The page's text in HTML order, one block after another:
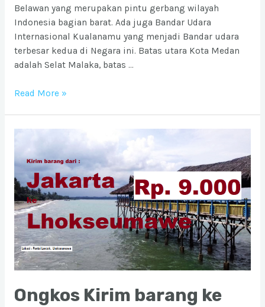
Belawan yang merupakan pintu gerbang wilayah
Indonesia bagian barat. Ada juga Bandar Udara
Internasional Kualanamu yang menjadi Bandar udara
terbesar kedua di Negara ini. Batas utara Kota Medan
adalah Selat Malaka, batas …
Ongkos
Medan
dari
Jabodetabek
Read More »
Ongkos Kirim barang ke